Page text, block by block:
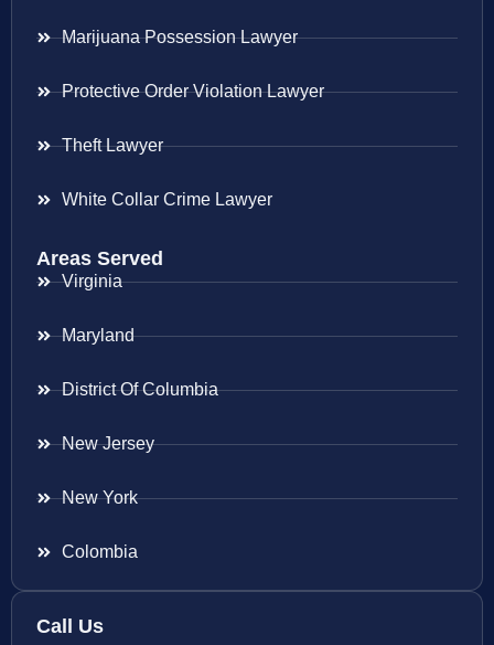
Marijuana Possession Lawyer
Protective Order Violation Lawyer
Theft Lawyer
White Collar Crime Lawyer
Areas Served
Virginia
Maryland
District Of Columbia
New Jersey
New York
Colombia
Call Us